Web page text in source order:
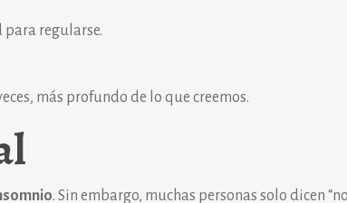
regularse.
más profundo de lo que creemos.
. Sin embargo, muchas personas solo dicen